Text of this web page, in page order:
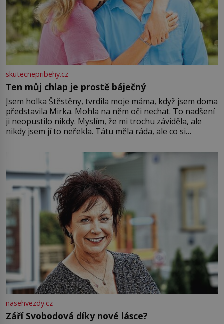
skutecnepribehy.cz
Ten můj chlap je prostě báječný
Jsem holka Štěstěny, tvrdila moje máma, když jsem doma
představila Mirka. Mohla na něm oči nechat. To nadšení
ji neopustilo nikdy. Myslím, že mi trochu záviděla, ale
nikdy jsem jí to neřekla. Tátu měla ráda, ale co si
Jsme spolu moc rádi Tehdy byla jiná doba, když
nasehvezdy.cz
Září Svobodová díky nové lásce?